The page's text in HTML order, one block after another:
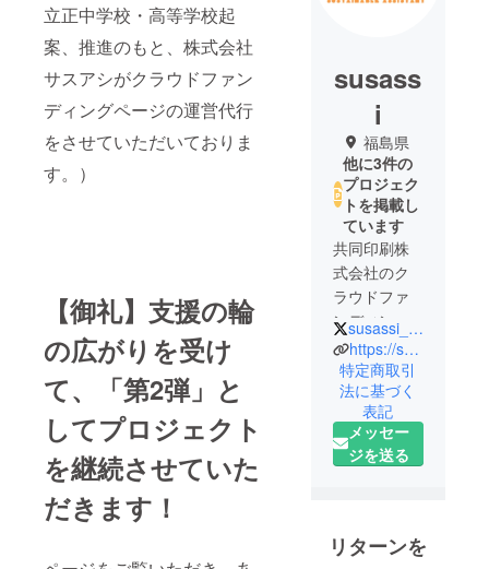
立正中学校・高等学校起
案、推進のもと、株式会社
サスアシがクラウドファン
ディングページの運営代行
をさせていただいておりま
す。）
【御礼】支援の輪
の広がりを受け
て、「第2弾」と
してプロジェクト
を継続させていた
だきます！
susass
i
福島県
他に3件の
プロジェク
トを掲載し
ています
共同印刷株
式会社のク
ラウドファ
ンディング
特集サイト
「ひのめみ
る」にてプ
ロジェクト
公開する
オーナーの
す。
プロジェク
susassi_1014
https://sustaina.work/
特定商取引
法に基づく
表記
メッセー
ジを送る
リターンを